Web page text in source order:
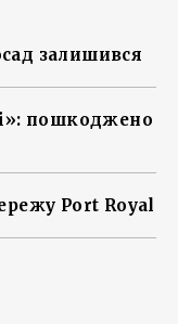
залишився
пошкоджено
Port Royal